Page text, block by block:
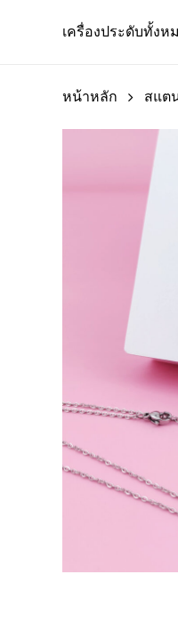
เครื่องประดับทั้งห
หน้าหลัก สแต